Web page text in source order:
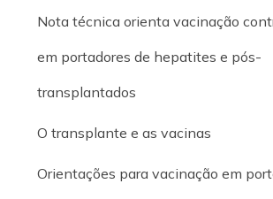
Nota técnica orienta vacinação
em portadores de hepatites e pós-
transplantados
O transplante e as vacinas
Orientações para vacinação em